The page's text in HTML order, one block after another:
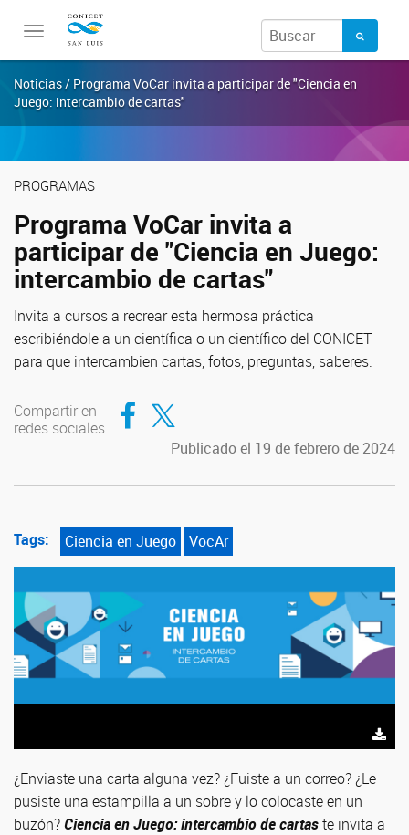
Toggle
Noticias / Programa VoCar invita a participar de "Ciencia en
Juego: intercambio de cartas"
PROGRAMAS
Programa VoCar invita a
participar de "Ciencia en Juego:
intercambio de cartas"
Invita a cursos a recrear esta hermosa práctica
escribiéndole a un científica o un científico del CONICET
para que intercambien cartas, fotos, preguntas, saberes.
Compartir en
redes sociales
Compartir en Facebook
Compartir en Twitter
Publicado el 19 de febrero de 2024
Tags: Ciencia en Juego VocAr
¿Enviaste una carta alguna vez? ¿Fuiste a un correo? ¿Le
pusiste una estampilla a un sobre y lo colocaste en un
buzón?Ciencia en Juego:intercambio de cartaste invita a